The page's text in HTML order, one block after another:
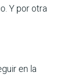
Y por otra
en la